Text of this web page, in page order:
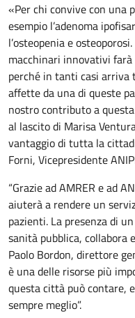
«Per chi convive con una
esempio l’adenoma
l’osteopenia e
macchinari innovativi farà
perché in tanti casi arriva
affette da una di queste
nostro contributo a
al lascito di Marisa
vantaggio di tutta la
Forni, Vicepresidente
“Grazie ad AMRER e ad
aiuterà a rendere un
pazienti. La presenza di
sanità pubblica, collabora
Paolo Bordon, direttore
è una delle risorse più
questa città può contare,
sempre meglio”.